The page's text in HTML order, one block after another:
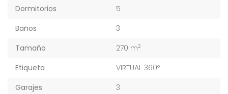
Dormitorios
5
Baños
3
Tamaño
270 m2
Etiqueta
VIRTUAL 360º
Garajes
3